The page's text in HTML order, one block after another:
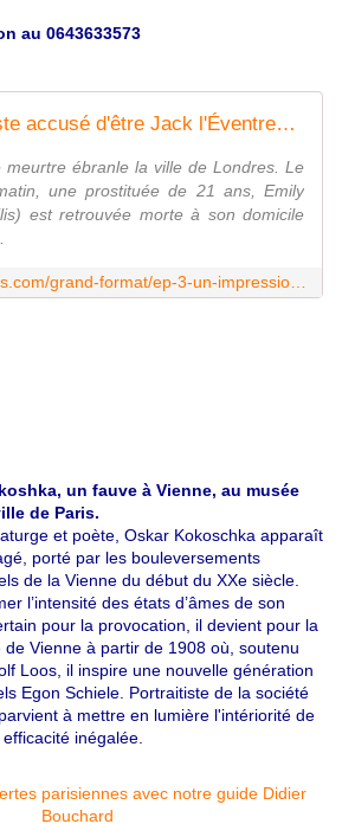
au 0643633573
Un impressionniste accusé d'être Jack l'Éventreur ?
meurtre ébranle la ville de Londres. Le
une prostituée de 21 ans, Emily
est retrouvée morte à son domicile
un fauve à Vienne, au musée
de Paris.
et poète, Oskar Kokoschka apparaît
porté par les bouleversements
de la Vienne du début du XXe siècle.
l’intensité des états d’âmes de son
pour la provocation, il devient pour la
de Vienne à partir de 1908 où, soutenu
Loos, il inspire une nouvelle génération
Egon Schiele. Portraitiste de la société
à mettre en lumière l'intériorité de
inégalée.